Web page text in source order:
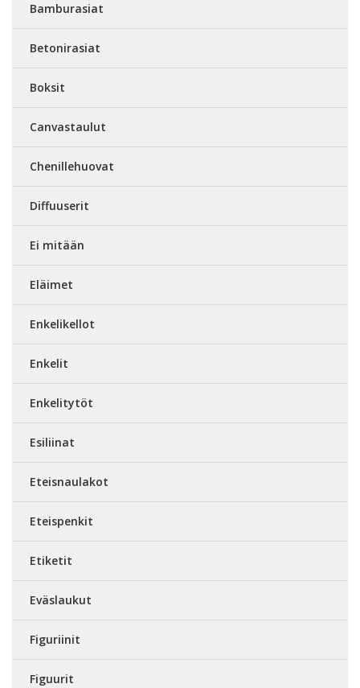
Bamburasiat
Betonirasiat
Boksit
Canvastaulut
Chenillehuovat
Diffuuserit
Ei mitään
Eläimet
Enkelikellot
Enkelit
Enkelitytöt
Esiliinat
Eteisnaulakot
Eteispenkit
Etiketit
Eväslaukut
Figuriinit
Figuurit